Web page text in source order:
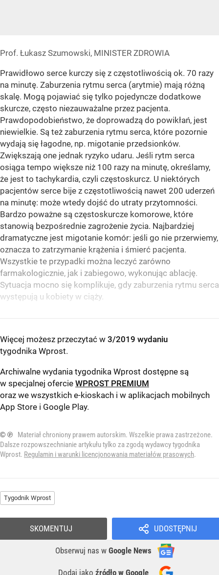
Prof. Łukasz Szumowski, MINISTER ZDROWIA
Prawidłowo serce kurczy się z częstotliwością ok. 70 razy
na minutę. Zaburzenia rytmu serca (arytmie) mają różną
skalę. Mogą pojawiać się tylko pojedyncze dodatkowe
skurcze, często niezauważalne przez pacjenta.
Prawdopodobieństwo, że doprowadzą do powikłań, jest
niewielkie. Są też zaburzenia rytmu serca, które pozornie
wydają się łagodne, np. migotanie przedsionków.
Zwiększają one jednak ryzyko udaru. Jeśli rytm serca
osiąga tempo większe niż 100 razy na minutę, określamy,
że jest to tachykardia, czyli częstoskurcz. U niektórych
pacjentów serce bije z częstotliwością nawet 200 uderzeń
na minutę: może wtedy dojść do utraty przytomności.
Bardzo poważne są częstoskurcze komorowe, które
stanowią bezpośrednie zagrożenie życia. Najbardziej
dramatyczne jest migotanie komór: jeśli go nie przerwiemy,
oznacza to zatrzymanie krążenia i śmierć pacjenta.
Wszystkie te przypadki można leczyć zarówno
farmakologicznie, jak i zabiegowo, wykonując ablację.
Sytuacja mocno się komplikuje, gdy zaburzenia rytmu serca
występują u kobiety w ciąży.
Więcej możesz przeczytać w 3/2019 wydaniu
tygodnika Wprost.
Archiwalne wydania tygodnika Wprost dostępne są
w specjalnej ofercie WPROST PREMIUM
oraz we wszystkich e-kioskach i w aplikacjach mobilnych
App Store i Google Play.
© ℗
Materiał chroniony prawem autorskim. Wszelkie prawa zastrzeżone.
Dalsze rozpowszechnianie artykułu tylko za zgodą wydawcy tygodnika
Wprost. Regulamin i warunki licencjonowania materiałów prasowych.
Tygodnik Wprost
UDOSTĘPNIJ
Obserwuj nas w Google News
Dodaj jako źródło w Google
SKOMENTUJ